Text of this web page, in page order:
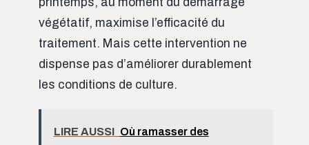
végétatif, maximise l’efficacité du
traitement. Mais cette intervention ne
dispense pas d’améliorer durablement
les conditions de culture.
LIRE AUSSI Où ramasser des